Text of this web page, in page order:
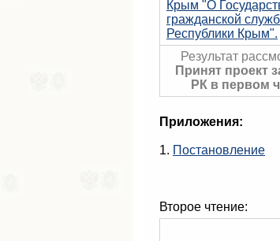
Крым "О
гражданской
Республики Крым".
Результат
Принят проект
РК в первом
Приложения:
1. Постановление
Второе чтение: